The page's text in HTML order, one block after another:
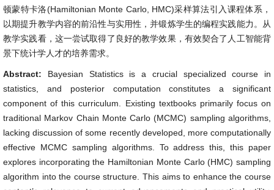
顿蒙特卡洛(Hamiltonian Monte Carlo, HMC)采样算法引入课程体系，
以期提升教学内容的前沿性与实用性，并锻炼学生的编程实践能力。从
教学实践看，这一尝试取得了良好的教学效果，有效契合了人工智能背
景下统计学人才的培养需求。
Abstract: Bayesian Statistics is a crucial specialized course in
statistics, and posterior computation constitutes a significant
component of this curriculum. Existing textbooks primarily focus on
traditional Markov Chain Monte Carlo (MCMC) sampling algorithms,
lacking discussion of some recently developed, more computationally
effective MCMC sampling algorithms. To address this, this paper
explores incorporating the Hamiltonian Monte Carlo (HMC) sampling
algorithm into the course structure. This aims to enhance the course